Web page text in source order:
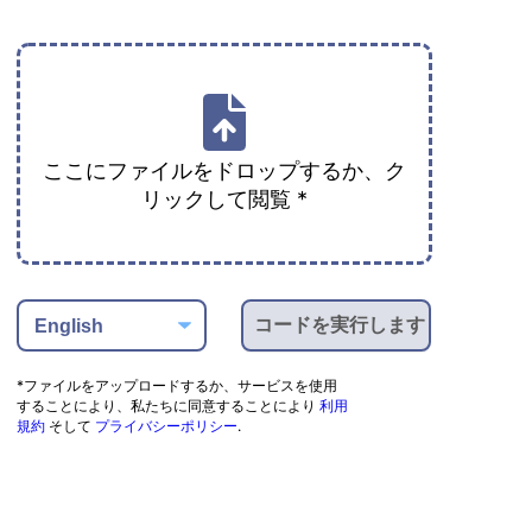
ここにファイルをドロップするか、ク
リックして閲覧 *
*ファイルをアップロードするか、サービスを使用
することにより、私たちに同意することにより 利用
規約 そして プライバシーポリシー.